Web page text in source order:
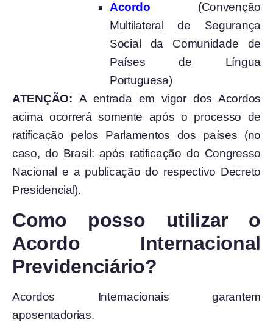
Acordo (Convenção
Multilateral de Segurança
Social da Comunidade de
Países de Língua
Portuguesa)
ATENÇÃO: A entrada em vigor dos Acordos
acima ocorrerá somente após o processo de
ratificação pelos Parlamentos dos países (no
caso, do Brasil: após ratificação do Congresso
Nacional e a publicação do respectivo Decreto
Presidencial).
Como posso utilizar o
Acordo Internacional
Previdenciário?
Acordos Internacionais garantem
aposentadorias.